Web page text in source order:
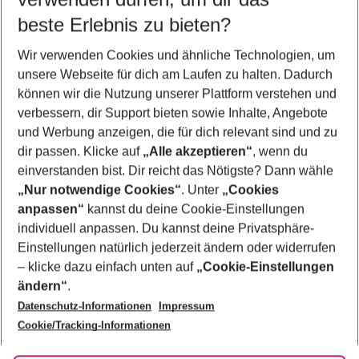
5-8 Nächte
2 Erwachsene Keine Kinder
Mehr Filter anzeigen
Footer
Footer navigation
Über uns
AGB
Bestpreisgarantie
Cookie-Einstellungen ändern
Cookie-Richtlinie
Agenturbetreuung
Barrierefreies Reisen
Folge uns
beste Erlebnis zu bieten?
Wir verwenden Cookies und ähnliche Technologien, um
unsere Webseite für dich am Laufen zu halten. Dadurch
können wir die Nutzung unserer Plattform verstehen und
verbessern, dir Support bieten sowie Inhalte, Angebote
und Werbung anzeigen, die für dich relevant sind und zu
dir passen. Klicke auf „Alle akzeptieren“, wenn du
einverstanden bist. Dir reicht das Nötigste? Dann wähle
„Nur notwendige Cookies“. Unter „Cookies
anpassen“ kannst du deine Cookie-Einstellungen
individuell anpassen. Du kannst deine Privatsphäre-
Einstellungen natürlich jederzeit ändern oder widerrufen
– klicke dazu einfach unten auf „Cookie-Einstellungen
ändern“.
Datenschutz-Informationen
Impressum
Cookie/Tracking-Informationen